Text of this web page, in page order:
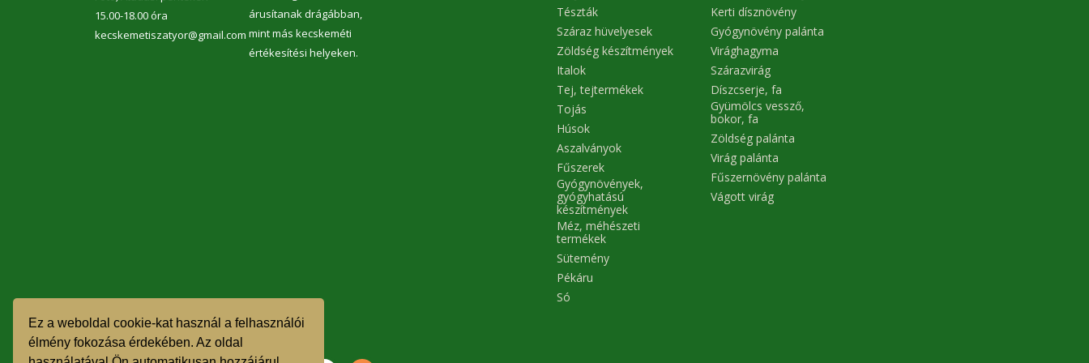
Ez a weboldal cookie-kat használ a felhasználói
élmény fokozása érdekében. Az oldal
Tárolási útmutató: száraz, hűvös
helyen tartandó. Minőség
megőrzési idő: a gyártástól
számított 12 hónap.
15.00-18.00 óra
kecskemetiszatyor@gmail.com
árusítanak drágábban,
mint más kecskeméti
értékesítési helyeken.
Tészták
Száraz hüvelyesek
Zöldség készítmények
Italok
Tej, tejtermékek
Tojás
Húsok
Aszalványok
Fűszerek
Gyógynövények,
gyógyhatású
készítmények
Méz, méhészeti
termékek
Sütemény
Pékáru
Só
Kerti dísznövény
Gyógynövény palánta
Virághagyma
Szárazvirág
Díszcserje, fa
Gyümölcs vessző,
bokor, fa
Zöldség palánta
Virág palánta
Fűszernövény palánta
Vágott virág